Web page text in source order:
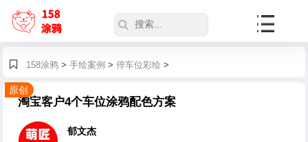
158涂鸦> 手绘案例 > 停车位彩绘 >
原创
淘宝客户4个车位涂鸦配色方案
郁文杰